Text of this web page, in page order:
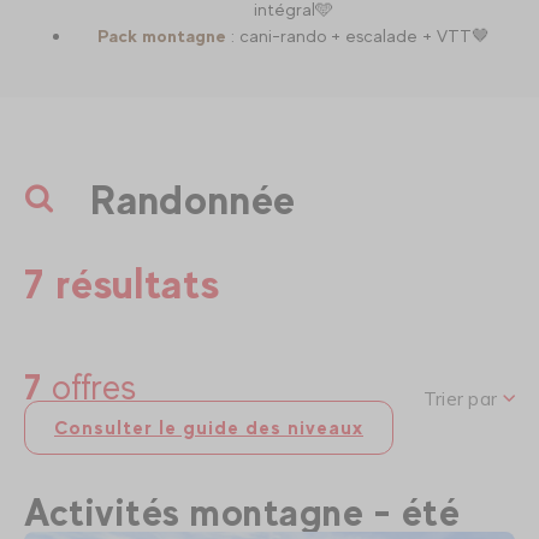
intégral🩵
Pack montagne : cani-rando + escalade + VTT🤎
Randonnée
7 résultats
7 offres
Consulter le guide des niveaux
Trier par
Activités montagne - été